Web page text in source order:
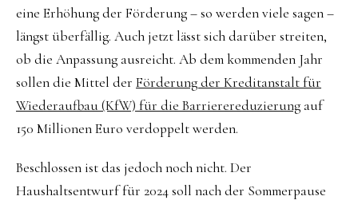
eine Erhöhung der Förderung – so werden viele sagen –
längst überfällig. Auch jetzt lässt sich darüber streiten,
ob die Anpassung ausreicht. Ab dem kommenden Jahr
sollen die Mittel der Förderung der Kreditanstalt für
Wiederaufbau (KfW) für die Barrierereduzierung auf
150 Millionen Euro verdoppelt werden.
Beschlossen ist das jedoch noch nicht. Der
Haushaltsentwurf für 2024 soll nach der Sommerpause